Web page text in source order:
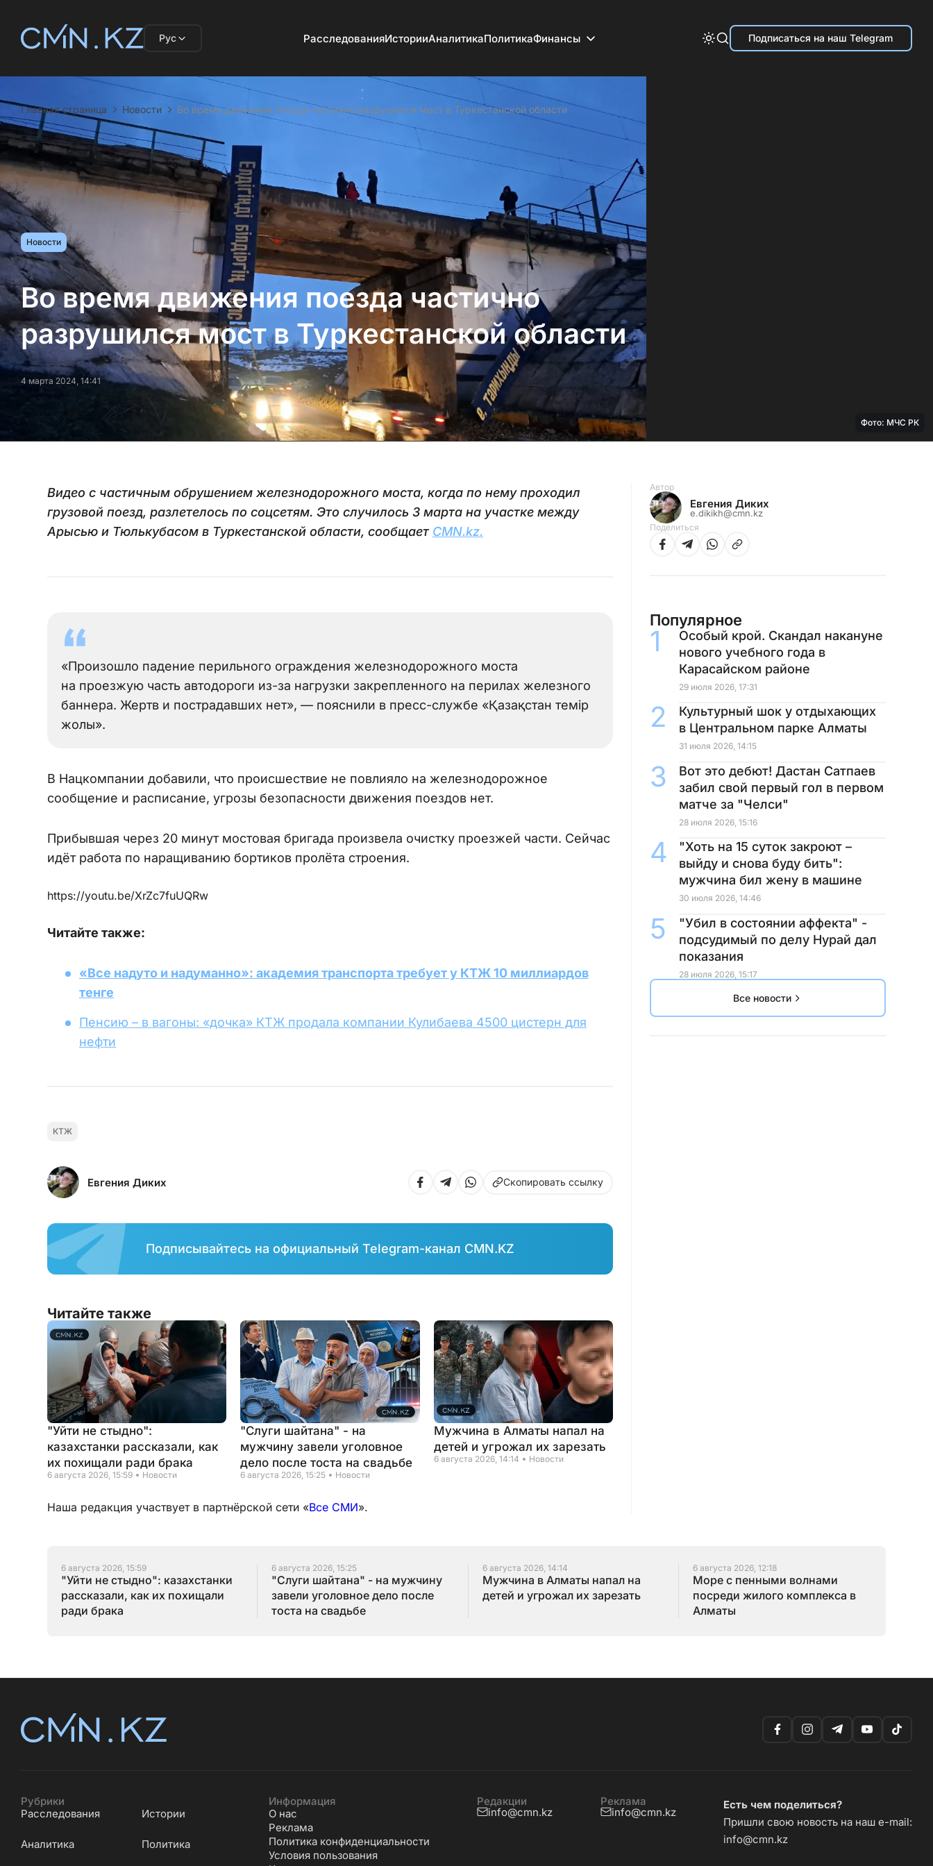
Рус РасследованияИсторииАналитикаПолитикаФинансы Подписаться на наш Telegram
Главная страница Новости Во время движения поезда частично разрушился мост в Туркестанской области
Новости
Во время движения поезда частично
разрушился мост в Туркестанской области
4 марта 2024, 14:41
Фото: МЧС РК
Видео с частичным обрушением железнодорожного моста, когда по нему проходил
грузовой поезд, разлетелось по соцсетям. Это случилось 3 марта на участке между
Арысью и Тюлькубасом в Туркестанской области, сообщает CMN.kz.
«Произошло падение перильного ограждения железнодорожного моста
на проезжую часть автодороги из-за нагрузки закрепленного на перилах железного
баннера. Жертв и пострадавших нет», — пояснили в пресс-службе «Қазақстан темір
жолы».
В Нацкомпании добавили, что происшествие не повлияло на железнодорожное
сообщение и расписание, угрозы безопасности движения поездов нет.
Прибывшая через 20 минут мостовая бригада произвела очистку проезжей части. Сейчас
идёт работа по наращиванию бортиков пролёта строения.
https://youtu.be/XrZc7fuUQRw
Читайте также:
«Все надуто и надуманно»: академия транспорта требует у КТЖ 10 миллиардов
тенге
Пенсию – в вагоны: «дочка» КТЖ продала компании Кулибаева 4500 цистерн для
нефти
КТЖ
Евгения Диких Скопировать ссылку
Подписывайтесь на официальный Telegram-канал CMN.KZ
Читайте также
"Уйти не стыдно":
казахстанки рассказали, как
их похищали ради брака
6 августа 2026, 15:59 Новости
"Слуги шайтана" - на
мужчину завели уголовное
дело после тоста на свадьбе
6 августа 2026, 15:25 Новости
Мужчина в Алматы напал на
детей и угрожал их зарезать
6 августа 2026, 14:14 Новости
Наша редакция участвует в партнёрской сети «Все СМИ».
Автор
Евгения Диких
e.dikikh@cmn.kz
Поделиться
Популярное
Особый крой. Скандал накануне
нового учебного года в
Карасайском районе
29 июля 2026, 17:31
Культурный шок у отдыхающих
в Центральном парке Алматы
31 июля 2026, 14:15
Вот это дебют! Дастан Сатпаев
забил свой первый гол в первом
матче за "Челси"
28 июля 2026, 15:16
"Хоть на 15 суток закроют –
выйду и снова буду бить":
мужчина бил жену в машине
30 июля 2026, 14:46
"Убил в состоянии аффекта" -
подсудимый по делу Нурай дал
показания
28 июля 2026, 15:17
Все новости
6 августа 2026, 15:59
"Уйти не стыдно": казахстанки
рассказали, как их похищали
ради брака
6 августа 2026, 15:25
"Слуги шайтана" - на мужчину
завели уголовное дело после
тоста на свадьбе
6 августа 2026, 14:14
Мужчина в Алматы напал на
детей и угрожал их зарезать
6 августа 2026, 12:18
Море с пенными волнами
посреди жилого комплекса в
Алматы
Рубрики
Расследования
Истории
Аналитика Политика
Информация
О нас
Реклама
Политика конфиденциальности
Условия пользования
Редакции
info@cmn.kz
Реклама
info@cmn.kz
Есть чем поделиться?
Пришли свою новость на наш e-mail:
info@cmn.kz